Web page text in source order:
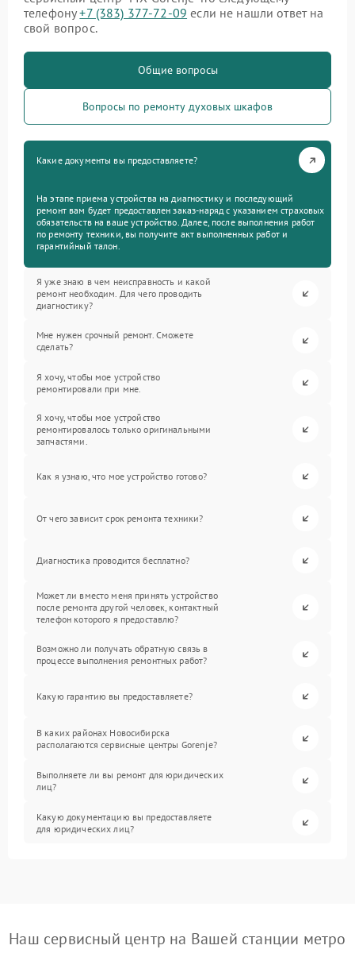
телефону+7 (383) 377-72-09 если не нашли ответ на
свой вопрос.
Общие вопросы
Вопросы по ремонту духовых шкафов
Какие документы вы предоставляете?
На этапе приема устройства на диагностику и последующий
ремонт вам будет предоставлен заказ-наряд с указанием страховых
обязательств на ваше устройство. Далее, после выполнения работ
по ремонту техники, вы получите акт выполненных работ и
гарантийный талон.
Я уже знаю в чем неисправность и какой
ремонт необходим. Для чего проводить
диагностику?
Мне нужен срочный ремонт. Сможете
сделать?
Я хочу, чтобы мое устройство
ремонтировали при мне.
Я хочу, чтобы мое устройство
ремонтировалось только оригинальными
запчастями.
Как я узнаю, что мое устройство готово?
От чего зависит срок ремонта техники?
Диагностика проводится бесплатно?
Может ли вместо меня принять устройство
после ремонта другой человек, контактный
телефон которого я предоставлю?
Возможно ли получать обратную связь в
процессе выполнения ремонтных работ?
Какую гарантию вы предоставляете?
В каких районах Новосибирска
располагаются сервисные центры Gorenje?
Выполняете ли вы ремонт для юридических
лиц?
Какую документацию вы предоставляете
для юридических лиц?
Наш сервисный центр на Вашей станции метро